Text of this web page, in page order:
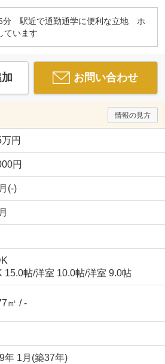
分 駅近で通勤通学に便利な立地 ホ
ています
お問い合わせ
情報の見方
円
円
(-)
15.0帖/洋室 10.0帖/洋室 9.0帖
㎡ / -
年 1月(築37年)